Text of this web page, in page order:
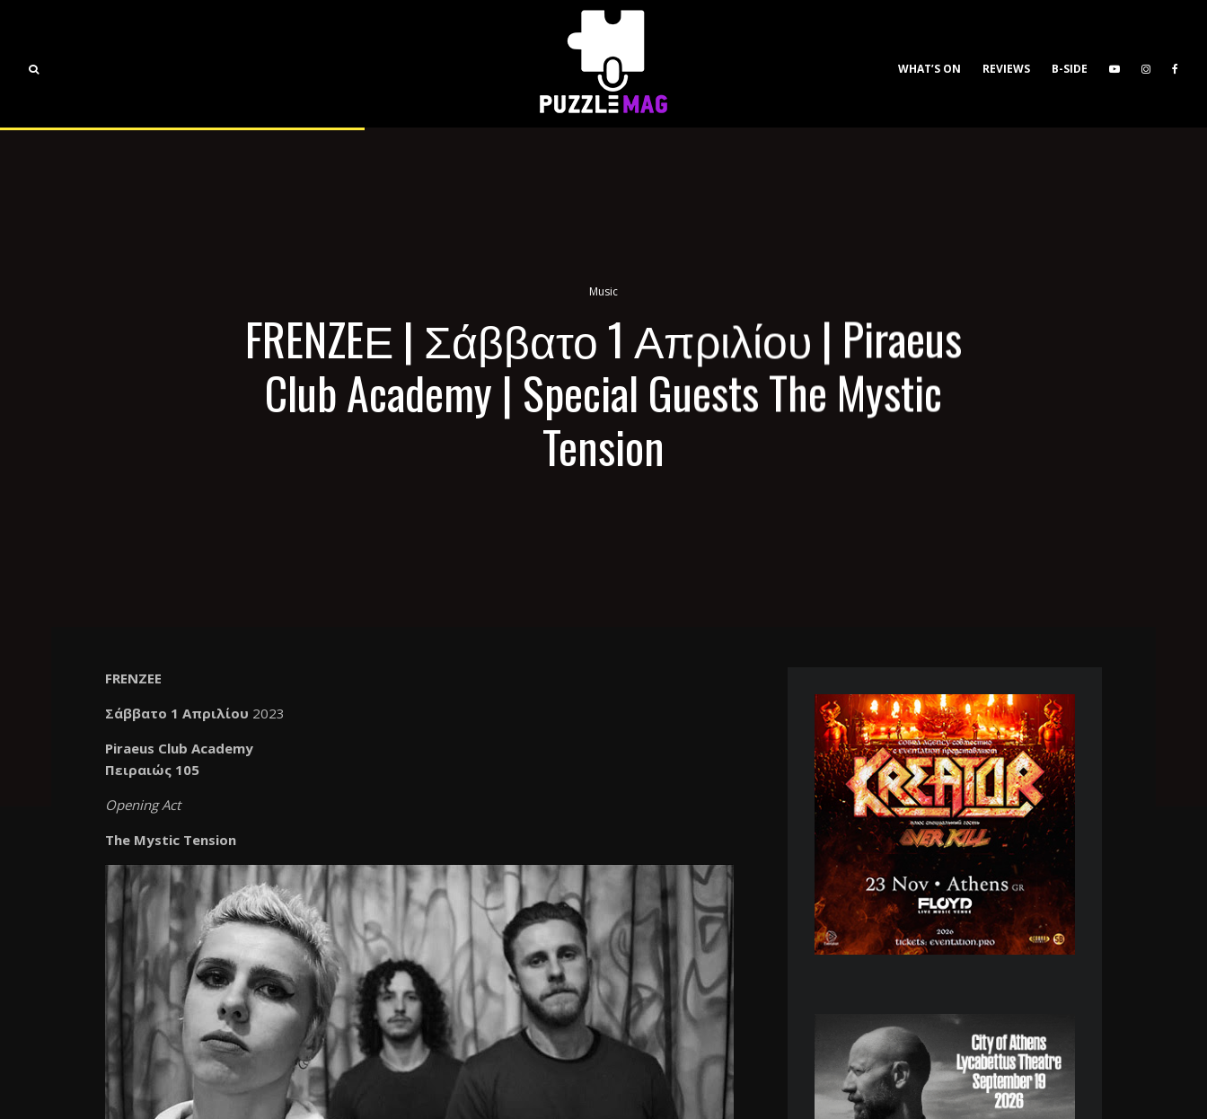
B-SIDE
REVIEWS
WHAT’S ON
Music
FRENZEΕ | Σάββατο 1 Απριλίου | Piraeus
Club Academy | Special Guests The Mystic
Tension
FRENZEΕ
Σάββατο 1 Απριλίου 2023
Piraeus Club Academy
Πειραιώς 105
Opening Act
The Mystic Tension